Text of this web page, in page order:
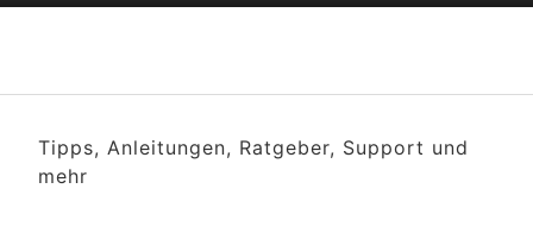
Tipps, Anleitungen, Ratgeber, Support und
mehr